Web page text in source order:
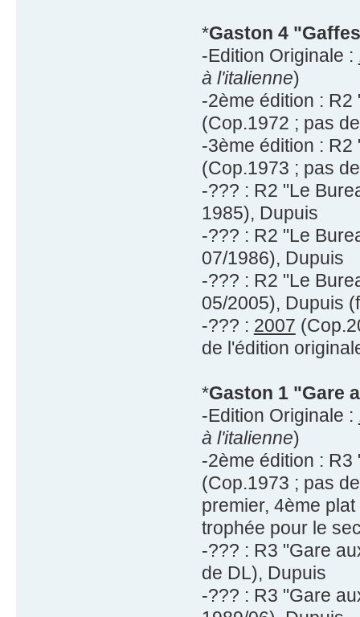
*Gaston 4
-Edition Originale :
à l'italienne)
-2ème édition :
(Cop.1972 ; pas
-3ème édition :
(Cop.1973 ; pas
-??? : R2 "Le
1985), Dupuis
-??? : R2 "Le
07/1986), Dupuis
-??? : R2 "Le
05/2005), Dupuis
-??? : 2007
de l'édition
*Gaston 1 "Gare
-Edition Originale :
à l'italienne)
-2ème édition :
(Cop.1973 ; pas
premier, 4ème
trophée pour le
-??? : R3 "Gare
de DL), Dupuis
-??? : R3 "Gare